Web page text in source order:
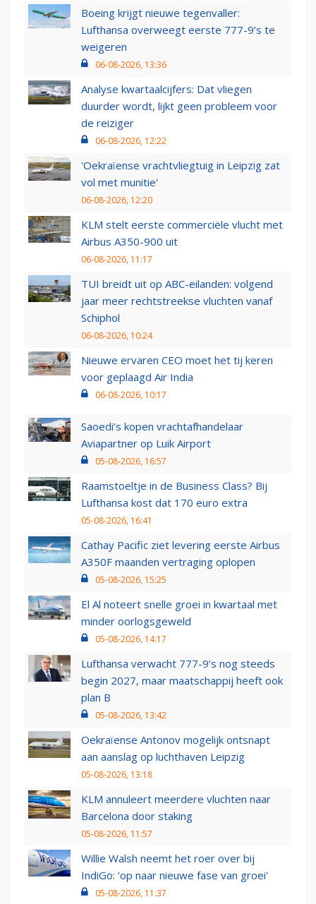
Boeing krijgt nieuwe tegenvaller:
Lufthansa overweegt eerste 777-9’s te
weigeren
06-08-2026, 13:36
Analyse kwartaalcijfers: Dat vliegen
duurder wordt, lijkt geen probleem voor
de reiziger
06-08-2026, 12:22
'Oekraïense vrachtvliegtuig in Leipzig zat
vol met munitie'
06-08-2026, 12:20
KLM stelt eerste commerciële vlucht met
Airbus A350-900 uit
06-08-2026, 11:17
TUI breidt uit op ABC-eilanden: volgend
jaar meer rechtstreekse vluchten vanaf
Schiphol
06-08-2026, 10:24
Nieuwe ervaren CEO moet het tij keren
voor geplaagd Air India
06-08-2026, 10:17
Saoedi’s kopen vrachtafhandelaar
Aviapartner op Luik Airport
05-08-2026, 16:57
Raamstoeltje in de Business Class? Bij
Lufthansa kost dat 170 euro extra
05-08-2026, 16:41
Cathay Pacific ziet levering eerste Airbus
A350F maanden vertraging oplopen
05-08-2026, 15:25
El Al noteert snelle groei in kwartaal met
minder oorlogsgeweld
05-08-2026, 14:17
Lufthansa verwacht 777-9’s nog steeds
begin 2027, maar maatschappij heeft ook
plan B
05-08-2026, 13:42
Oekraïense Antonov mogelijk ontsnapt
aan aanslag op luchthaven Leipzig
05-08-2026, 13:18
KLM annuleert meerdere vluchten naar
Barcelona door staking
05-08-2026, 11:57
Willie Walsh neemt het roer over bij
IndiGo: 'op naar nieuwe fase van groei'
05-08-2026, 11:37